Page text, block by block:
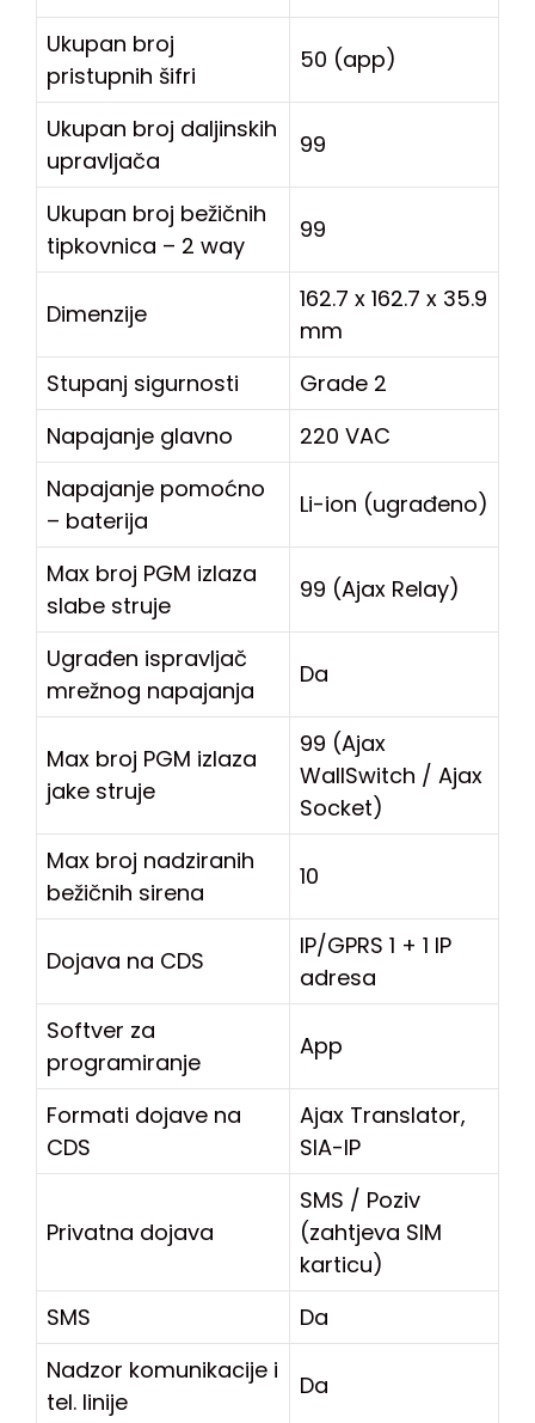
Ukupan broj
pristupnih šifri
50 (app)
Ukupan broj daljinskih
upravljača
99
Ukupan broj bežičnih
tipkovnica – 2 way
99
Dimenzije
162.7 x 162.7 x 35.9
mm
Stupanj sigurnosti
Grade 2
Napajanje glavno
220 VAC
Napajanje pomoćno
– baterija
Li-ion (ugrađeno)
Max broj PGM izlaza
slabe struje
99 (Ajax Relay)
Ugrađen ispravljač
mrežnog napajanja
Da
Max broj PGM izlaza
jake struje
99 (Ajax
WallSwitch / Ajax
Socket)
Max broj nadziranih
bežičnih sirena
10
Dojava na CDS
IP/GPRS 1 + 1 IP
adresa
Softver za
programiranje
App
Formati dojave na
CDS
Ajax Translator,
SIA-IP
Privatna dojava
SMS / Poziv
(zahtjeva SIM
karticu)
SMS
Da
Nadzor komunikacije i
tel. linije
Da